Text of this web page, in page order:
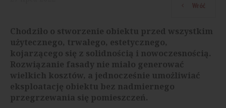
Wróć
Chodziło o stworzenie obiektu przed wszystkim
użytecznego, trwałego, estetycznego,
kojarzącego się z solidnością i nowoczesnością.
Rozwiązanie fasady nie miało generować
wielkich kosztów, a jednocześnie umożliwiać
eksploatację obiektu bez nadmiernego
przegrzewania się pomieszczeń.